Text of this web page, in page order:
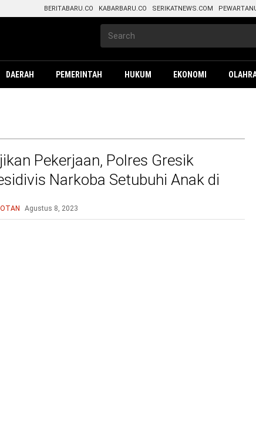
BERITABARU.CO KABARBARU.CO SERIKATNEWS.COM
DAERAH PEMERINTAH HUKUM EKONOMI
Pekerjaan, Polres Gresik
Narkoba Setubuhi Anak di
Agustus 8, 2023